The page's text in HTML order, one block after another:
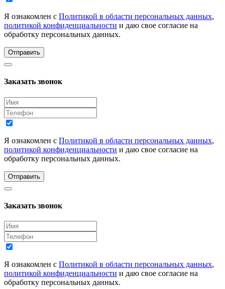
Я ознакомлен с Политикой в области персональных данных,
политикой конфиденциальности и даю свое согласие на
обработку персональных данных.
Отправить
Заказать звонок
Я ознакомлен с Политикой в области персональных данных,
политикой конфиденциальности и даю свое согласие на
обработку персональных данных.
Отправить
Заказать звонок
Я ознакомлен с Политикой в области персональных данных,
политикой конфиденциальности и даю свое согласие на
обработку персональных данных.